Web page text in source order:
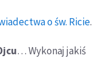
o św. Ricie.
… Wykonaj jakiś